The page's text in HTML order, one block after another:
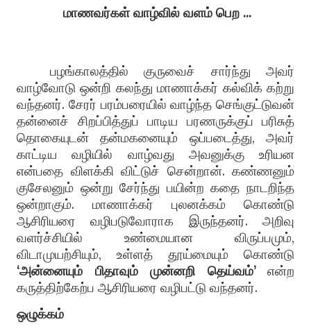
மாணவர்கள் வாழ்வில் வளம் பெற ...
பழங்காலத்தில் குருவைச் சார்ந்து அவர்
வாழ்வோடு ஒன்றி கலந்து மாணாக்கர் கல்விக் கற்று
வந்தனர். சேரர் பரம்பரையில் வாழ்ந்த செங்குட்டுவன்
தன்னைச் சிறப்பித்துப் பாடிய பரணருக்குப் பரிசுத்
தொகையுடன் தன்மகனையும் ஒப்படைத்து, அவர்
காட்டிய வழியில் வாழ்வது அவனுக்கு உரியன
என்பதை விளக்கி விட்டுச் சென்றான். கண்ணனும்
குசேலனும் ஒன்று சேர்ந்து பயின்ற கதை நாடறிந்த
ஒன்றாகும். மாணாக்கர் புலனக்கம் கொண்டு
ஆசிரியரை வழிபடுவோராக இருந்தனர். அறிவு
வளர்ச்சியில் உண்மையான விருப்பமும்,
விடாமுயற்சியும், உள்ளத் தூய்மையும் கொண்டு
‘அன்னையும் பிதாவும் முன்னறி தெய்வம்’என்ற
கருத்திற்கேற்ப ஆசிரியரை வழிபட்டு வந்தனர்.
ஒழுக்கம்